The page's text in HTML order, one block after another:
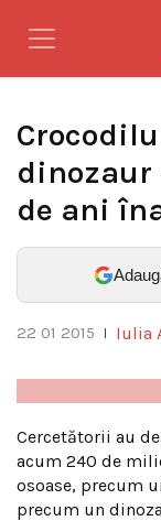
de ani
22 01 2015 Iulia
Cercetătorii au
acum 240 de
osoase, precum
precum un